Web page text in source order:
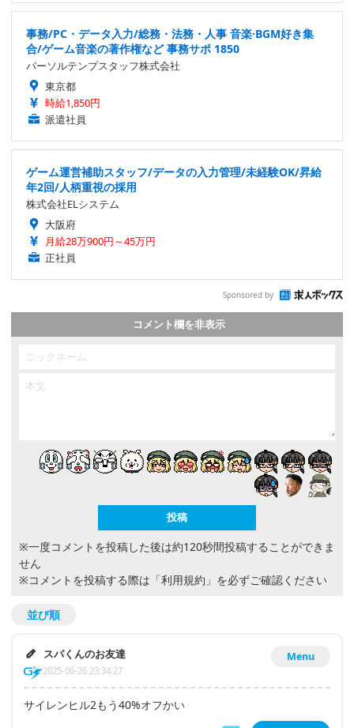
事務/PC・データ入力/総務・法務・人事 音楽·BGM好き集
合/ゲーム音楽の著作権など 事務サポ 1850
パーソルテンプスタッフ株式会社
東京都
時給1,850円
派遣社員
ゲーム運営補助スタッフ/データの入力管理/未経験OK/昇給
年2回/人柄重視の採用
株式会社ELシステム
大阪府
月給28万900円～45万円
正社員
Sponsored by
コメント欄を非表示
※一度コメントを投稿した後は約120秒間投稿することができま
せん
※コメントを投稿する際は 「利用規約」 を必ずご確認ください
並び順
Menu
スパくんのお友達
2025-06-26 23:34:27
サイレンヒル2もう40%オフかい